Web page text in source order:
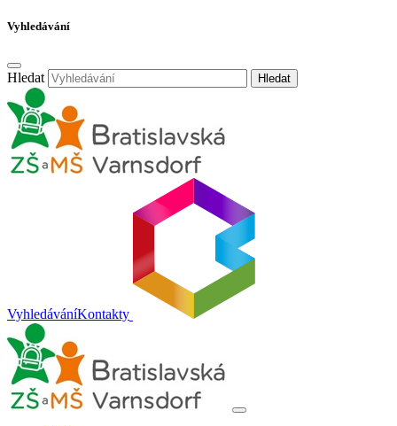
Vyhledávání
Hledat Hledat
VyhledáváníKontakty